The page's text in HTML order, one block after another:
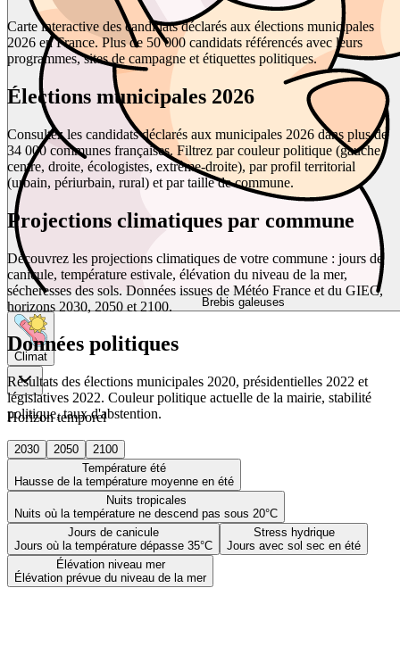
Brebis galeuses
Climat
Horizon temporel
2030 2050
2100
Température été
Hausse de la température moyenne en été
Nuits tropicales
Nuits où la température ne descend pas sous 20°C
Jours de canicule
Jours où la température dépasse 35°C
Stress hydrique
Jours avec sol sec en été
Élévation niveau mer
Élévation prévue du niveau de la mer
Carte interactive des candidats déclarés aux élections municipales
2026 en France. Plus de 50 000 candidats référencés avec leurs
programmes, sites de campagne et étiquettes politiques.
Élections municipales 2026
Consultez les candidats déclarés aux municipales 2026 dans plus de
34 000 communes françaises. Filtrez par couleur politique (gauche,
centre, droite, écologistes, extrême-droite), par profil territorial
(urbain, périurbain, rural) et par taille de commune.
Projections climatiques par commune
Découvrez les projections climatiques de votre commune : jours de
canicule, température estivale, élévation du niveau de la mer,
sécheresses des sols. Données issues de Météo France et du GIEC,
horizons 2030, 2050 et 2100.
Données politiques
Résultats des élections municipales 2020, présidentielles 2022 et
législatives 2022. Couleur politique actuelle de la mairie, stabilité
politique, taux d'abstention.